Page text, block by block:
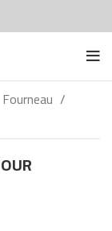
Fourneau